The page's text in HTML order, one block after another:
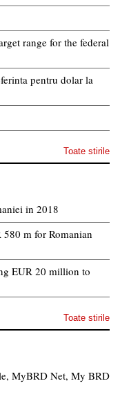
range for the federal
pentru dolar la
Toate stirile
in 2018
m for Romanian
EUR 20 million to
Toate stirile
MyBRD Net, My BRD